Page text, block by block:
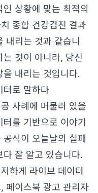
상황에 맞는 최적의
종합 건강검진 결과
내리는 것과 같습니
것이 아니라, 당신
내리는 것입니다.
터로 말하다
사례에 머물러 있을
를 기반으로 이야기
식이 오늘날의 실패
잘 알고 있습니다.
하게 라이브 데이터
페이스북 광고 관리자